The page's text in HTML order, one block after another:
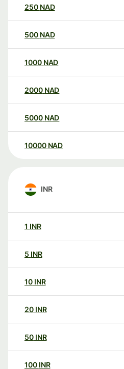
250 NAD
500 NAD
1000 NAD
2000 NAD
5000 NAD
10000 NAD
INR
1 INR
5 INR
10 INR
20 INR
50 INR
100 INR